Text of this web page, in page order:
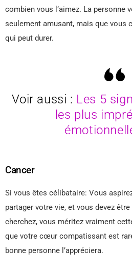
combien vous l’aimez. La personne
seulement amusant, mais que vous
qui peut durer.
Voir aussi : Les 5
les plus
Cancer
Si vous êtes célibataire: Vous
partager votre vie, et vous devez
cherchez, vous méritez vraiment
que votre cœur compatissant est
bonne personne l’appréciera.